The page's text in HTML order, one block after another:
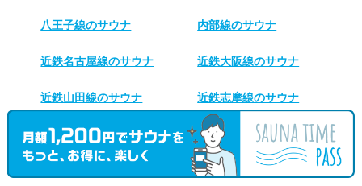
八王子線のサウナ 内部線のサウナ
近鉄名古屋線のサウナ 近鉄大阪線のサウナ
近鉄山田線のサウナ 近鉄志摩線のサウナ
近鉄湯の山線のサウナ 近鉄鈴鹿線のサウナ
養老鉄道養老線のサウナ